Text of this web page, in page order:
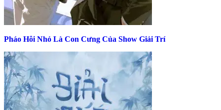
Pháo Hôi Nhỏ Là Con Cưng Của Show Giải Trí